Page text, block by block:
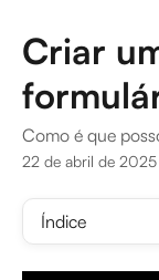
Criar
Como é que
22 de abril de 2025
Índice